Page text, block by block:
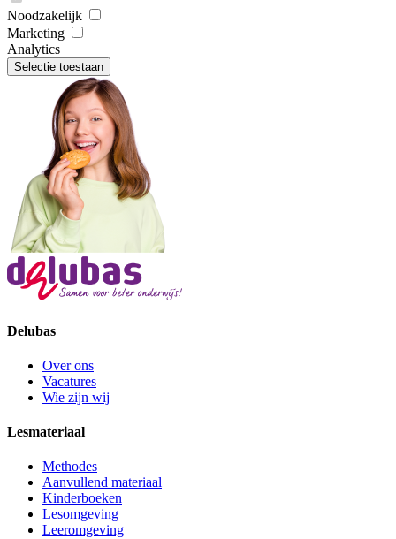
Noodzakelijk
Marketing
Analytics
Selectie toestaan
Delubas
Over ons
Vacatures
Wie zijn wij
Lesmateriaal
Methodes
Aanvullend materiaal
Kinderboeken
Lesomgeving
Leeromgeving